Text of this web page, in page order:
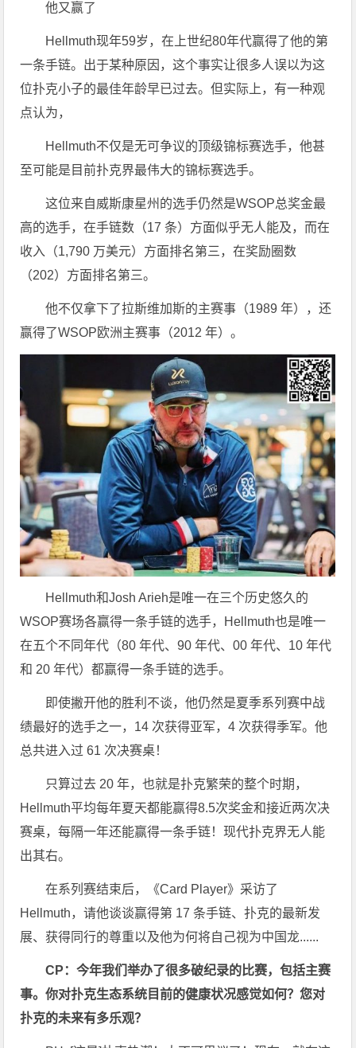
他又赢了
Hellmuth现年59岁，在上世纪80年代赢得了他的第
一条手链。出于某种原因，这个事实让很多人误以为这
位扑克小子的最佳年龄早已过去。但实际上，有一种观
点认为，
Hellmuth不仅是无可争议的顶级锦标赛选手，他甚
至可能是目前扑克界最伟大的锦标赛选手。
这位来自威斯康星州的选手仍然是WSOP总奖金最
高的选手，在手链数（17 条）方面似乎无人能及，而在
收入（1,790 万美元）方面排名第三，在奖励圈数
（202）方面排名第三。
他不仅拿下了拉斯维加斯的主赛事（1989 年），还
赢得了WSOP欧洲主赛事（2012 年）。
Hellmuth和Josh Arieh是唯一在三个历史悠久的
WSOP赛场各赢得一条手链的选手，Hellmuth也是唯一
在五个不同年代（80 年代、90 年代、00 年代、10 年代
和 20 年代）都赢得一条手链的选手。
即使撇开他的胜利不谈，他仍然是夏季系列赛中战
绩最好的选手之一，14 次获得亚军，4 次获得季军。他
总共进入过 61 次决赛桌！
只算过去 20 年，也就是扑克繁荣的整个时期，
Hellmuth平均每年夏天都能赢得8.5次奖金和接近两次决
赛桌，每隔一年还能赢得一条手链！现代扑克界无人能
出其右。
在系列赛结束后，《Card Player》采访了
Hellmuth，请他谈谈赢得第 17 条手链、扑克的最新发
展、获得同行的尊重以及他为何将自己视为中国龙......
CP：今年我们举办了很多破纪录的比赛，包括主赛
事。你对扑克生态系统目前的健康状况感觉如何？您对
扑克的未来有多乐观？